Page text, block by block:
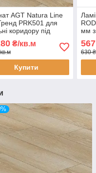
AGT Natura Line
PRK501 для
коридору під
з фаскою
₴/кв.м
Купити
мм
567
630